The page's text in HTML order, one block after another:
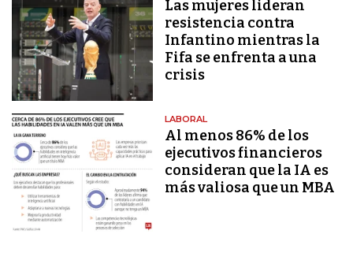
Las mujeres lideran
resistencia contra
Infantino mientras la
Fifa se enfrenta a una
crisis
LABORAL
Al menos 86% de los
ejecutivos financieros
consideran que la IA es
más valiosa que un MBA